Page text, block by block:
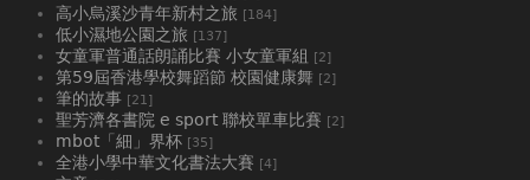
高小烏溪沙青年新村之旅 [184]
低小濕地公園之旅 [137]
女童軍普通話朗誦比賽 小女童軍組 [2]
第59屆香港學校舞蹈節 校園健康舞 [2]
筆的故事 [21]
聖芳濟各書院 e sport 聯校單車比賽 [2]
mbot「細」界杯 [35]
全港小學中華文化書法大賽 [4]